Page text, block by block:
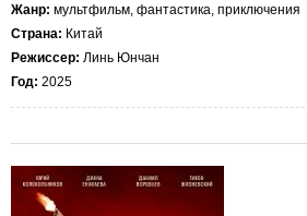
Жанр: мультфильм, фантастика, приключения
Страна: Китай
Режиссер: Линь Юнчан
Год: 2025